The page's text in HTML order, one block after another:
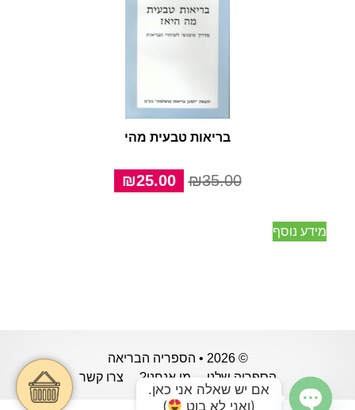
בריאות טבעית מהי
₪35.00
המחיר
המקורי
₪25.00
הנוכחי
מידע נוסף
© 2026 • הספריה הבריאה
הספריה שלנו
מי אנחנו? צרו קשר
אם יש שאלה אני כאן.
(ואני לא בוט
)